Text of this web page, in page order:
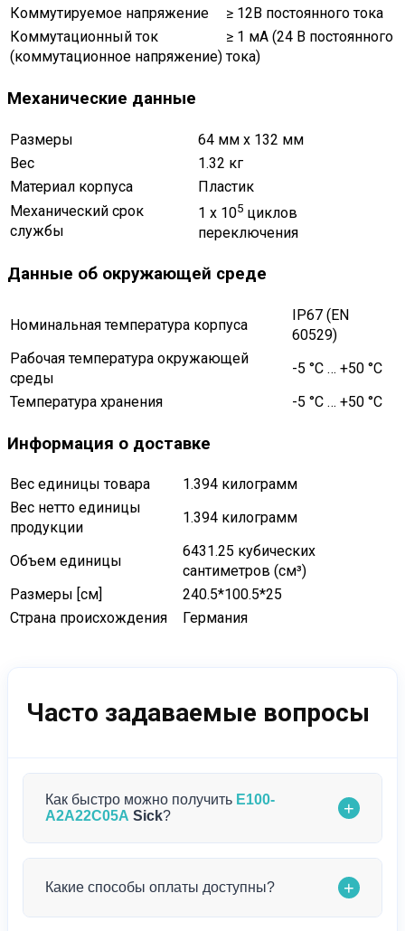
Коммутируемое напряжение
≥ 12В постоянного тока
Коммутационный ток
(коммутационное напряжение)
≥ 1 мА (24 В постоянного
тока)
Механические данные
Размеры
64 мм x 132 мм
Вес
1.32 кг
Материал корпуса
Пластик
Механический срок
службы
1 x 105 циклов
переключения
Данные об окружающей среде
Номинальная температура корпуса
IP67 (EN
60529)
Рабочая температура окружающей
среды
-5 °C … +50 °C
Температура хранения
-5 °C … +50 °C
Информация о доставке
Вес единицы товара
1.394 килограмм
Вес нетто единицы
продукции
1.394 килограмм
Объем единицы
6431.25 кубических
сантиметров (см³)
Размеры [см]
240.5*100.5*25
Страна происхождения
Германия
Часто задаваемые вопросы
Как быстро можно получить E100-
A2A22C05A Sick? +
доставку. Если E100-A2A22C05A
наличии, отправляем в течение 3-5 рабочих дней.
Какие способы оплаты доступны? +